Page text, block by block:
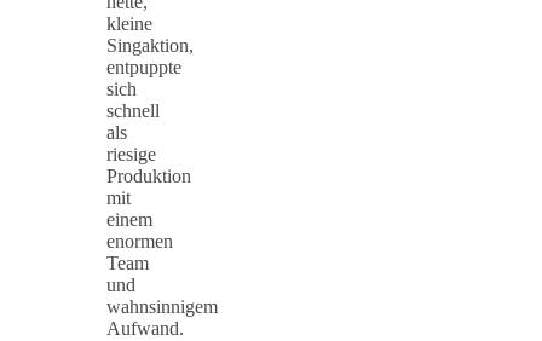
kleine
Singaktion,
entpuppte
sich
schnell
als
riesige
Produktion
mit
einem
enormen
Team
und
wahnsinnigem
Aufwand.